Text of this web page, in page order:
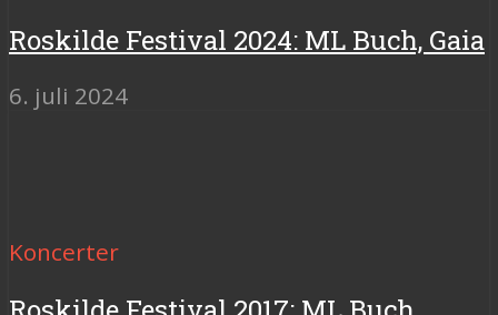
Roskilde Festival 2024: ML Buch, Gaia
6. juli 2024
Koncerter